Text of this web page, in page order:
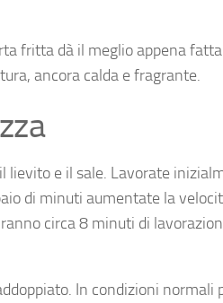
fritta dà il meglio appena
ancora calda e fragrante.
lievito e il sale. Lavorate
di minuti aumentate la
circa 8 minuti di
In condizioni normali